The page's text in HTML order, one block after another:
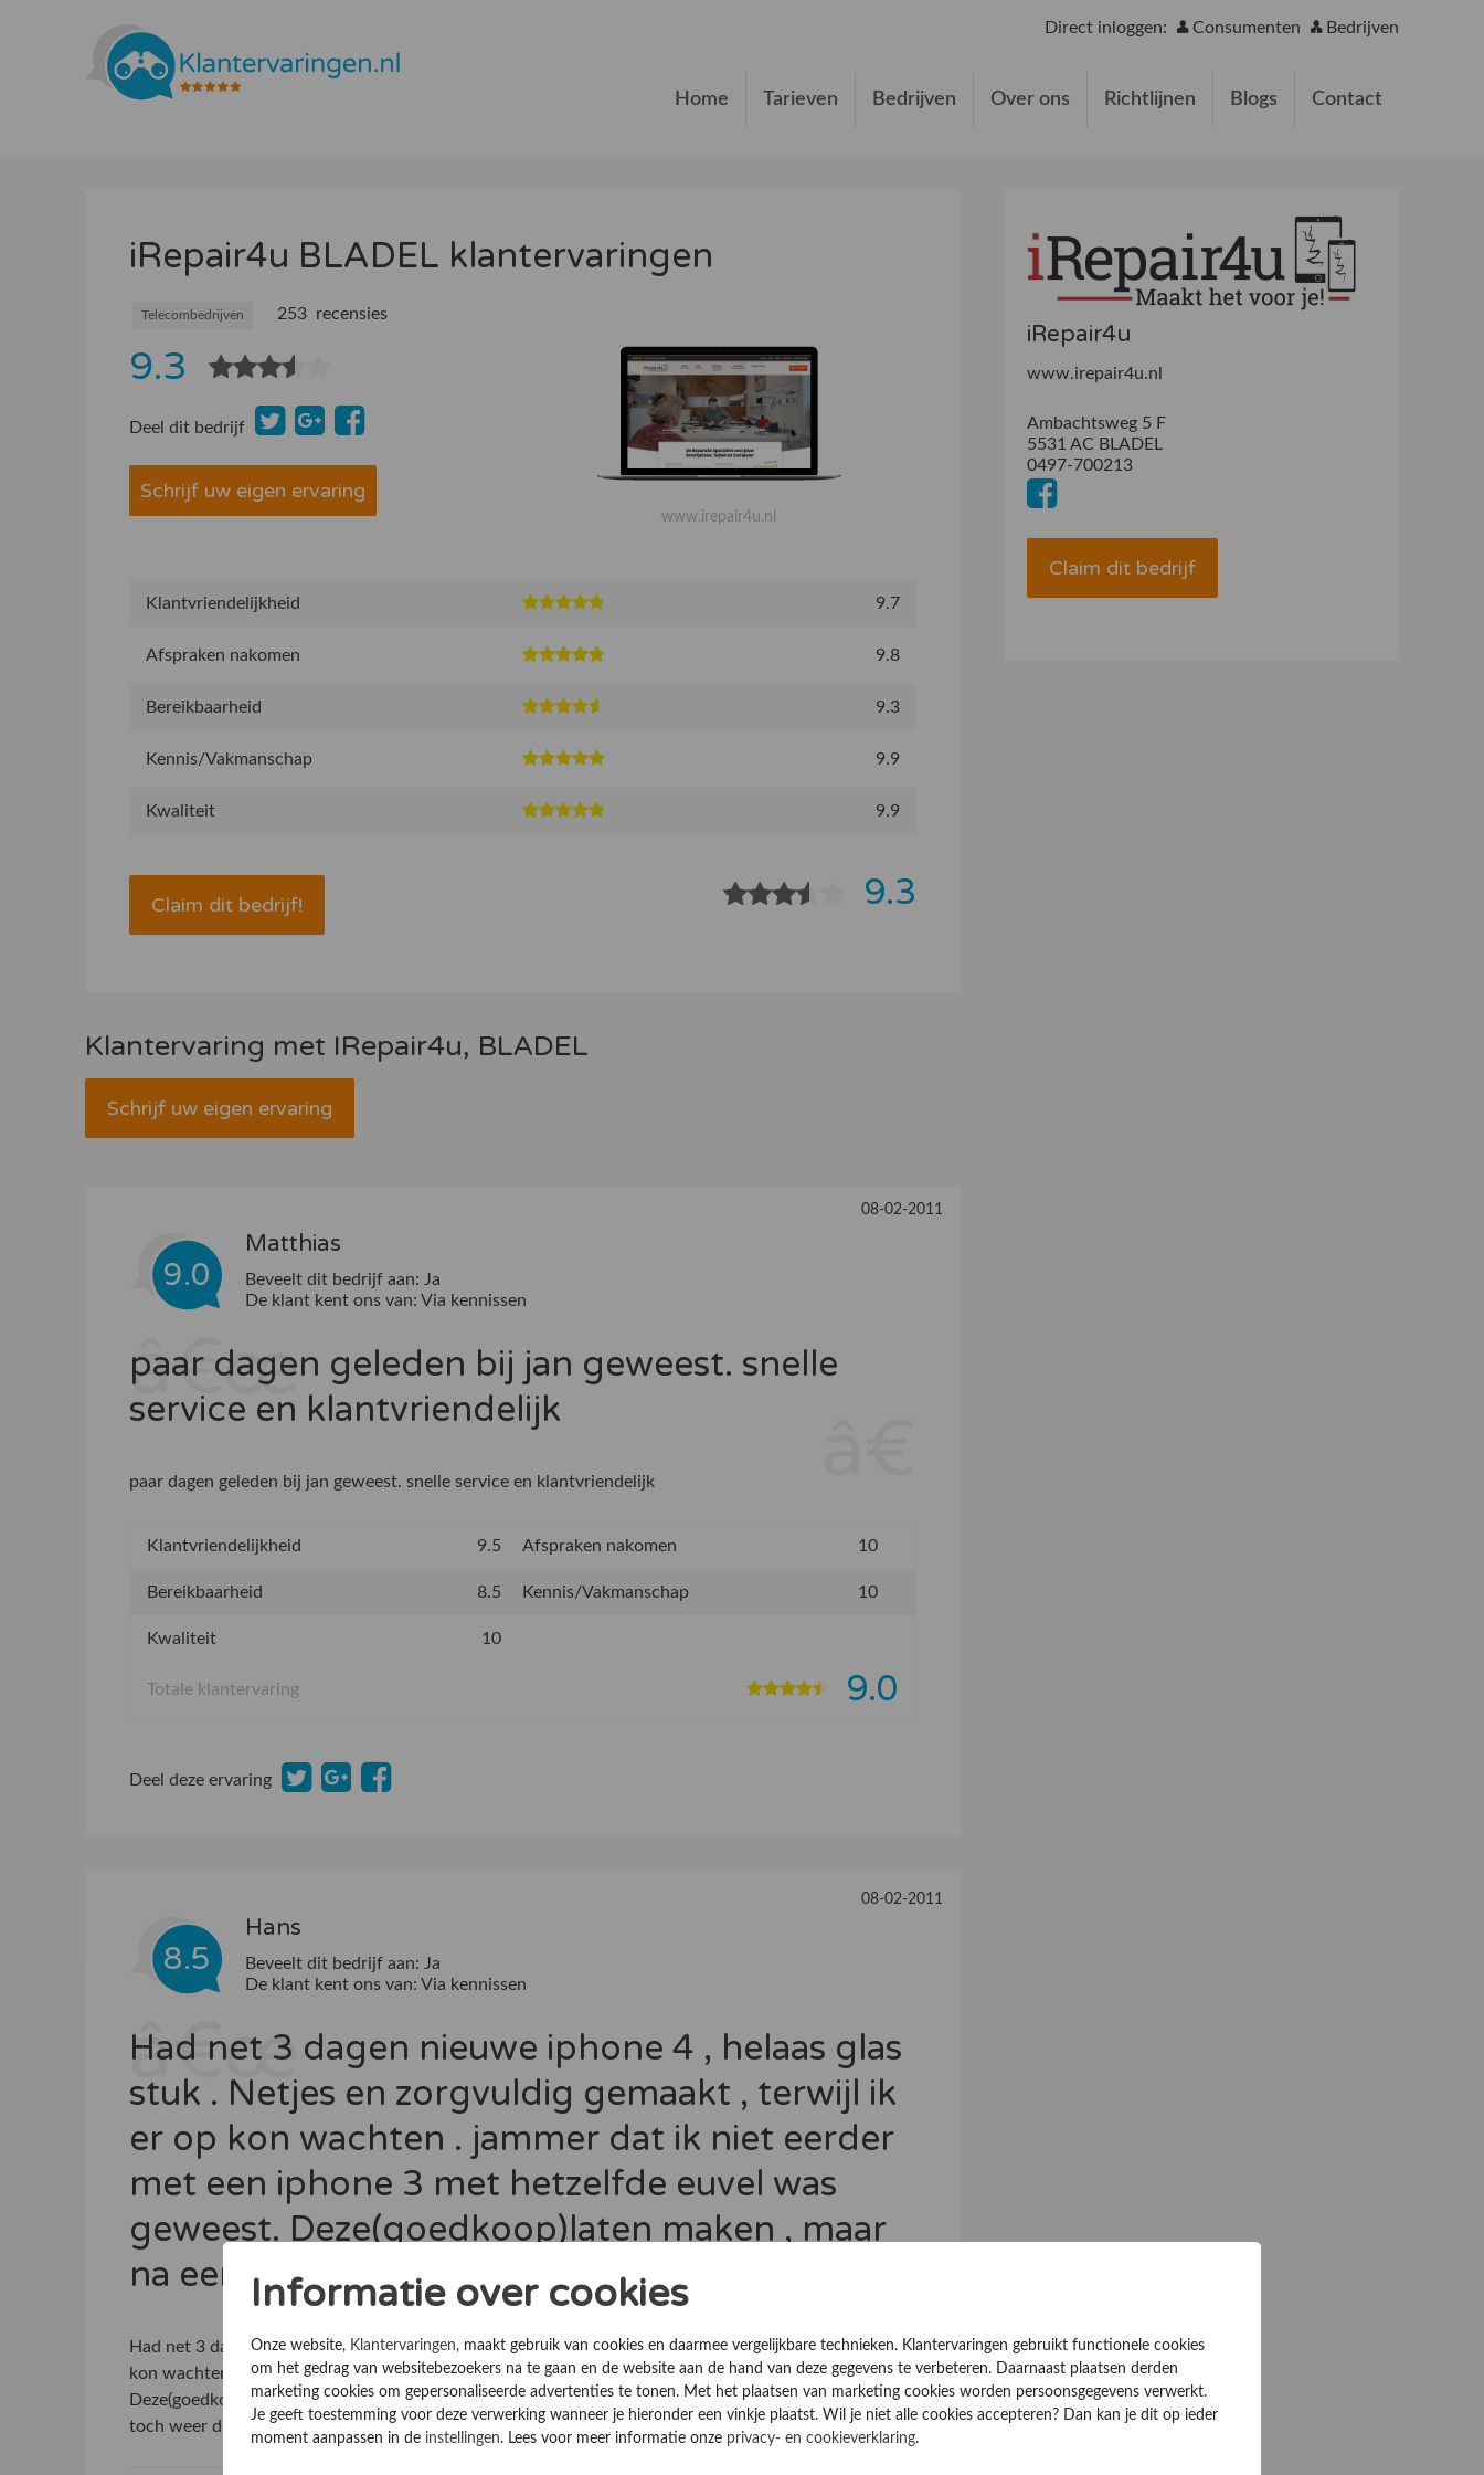
Direct inloggen: Consumenten Bedrijven
Home Tarieven Bedrijven Over ons Richtlijnen Blogs Contact
iRepair4u BLADEL klantervaringen
Telecombedrijven 253 recensies
9.3
Deel dit bedrijf
Schrijf uw eigen ervaring
www.irepair4u.nl
Klantvriendelijkheid 9.7
Afspraken nakomen 9.8
Bereikbaarheid 9.3
Kennis/Vakmanschap 9.9
Kwaliteit 9.9
Claim dit bedrijf! 9.3
Klantervaring met IRepair4u, BLADEL
Schrijf uw eigen ervaring
9.0
Matthias
08-02-2011
Beveelt dit bedrijf aan: Ja
De klant kent ons van: Via kennissen
paar dagen geleden bij jan geweest. snelle
service en klantvriendelijk
paar dagen geleden bij jan geweest. snelle service en klantvriendelijk
Klantvriendelijkheid 9.5 Afspraken nakomen 10
Bereikbaarheid 8.5 Kennis/Vakmanschap 10
Kwaliteit 10
Totale klantervaring 9.0
Deel deze ervaring
8.5
Hans
08-02-2011
Beveelt dit bedrijf aan: Ja
De klant kent ons van: Via kennissen
Had net 3 dagen nieuwe iphone 4 , helaas glas
stuk . Netjes en zorgvuldig gemaakt , terwijl ik
er op kon wachten . jammer dat ik niet eerder
met een iphone 3 met hetzelfde euvel was
geweest. Deze(goedkoop)laten maken , maar
na een week al stof ond
Had net 3 dagen nieuwe iphone 4 , helaas glas stuk . Netjes en zorgvuldig gemaakt , terwijl ik er op
kon wachten . jammer dat ik niet eerder met een iphone 3 met hetzelfde euvel was geweest.
Deze(goedkoop)laten maken , maar na een week al stof onder het scherm . zo zie je maar goedkoop , is
toch weer duurkoop . Bedankt !
iRepair4u
www.irepair4u.nl
Ambachtsweg 5 F
5531 AC BLADEL
0497-700213
Claim dit bedrijf
Informatie over cookies
Onze website, Klantervaringen, maakt gebruik van cookies en daarmee vergelijkbare technieken. Klantervaringen gebruikt functionele cookies
om het gedrag van websitebezoekers na te gaan en de website aan de hand van deze gegevens te verbeteren. Daarnaast plaatsen derden
marketing cookies om gepersonaliseerde advertenties te tonen. Met het plaatsen van marketing cookies worden persoonsgegevens verwerkt.
Je geeft toestemming voor deze verwerking wanneer je hieronder een vinkje plaatst. Wil je niet alle cookies accepteren? Dan kan je dit op ieder
moment aanpassen in de instellingen. Lees voor meer informatie onze privacy- en cookieverklaring.